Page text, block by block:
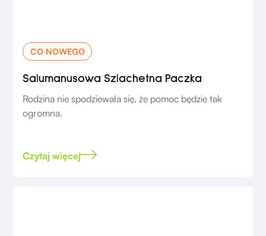
CO NOWEGO
Salumanusowa Szlachetna Paczka
Rodzina nie spodziewała się, że pomoc będzie tak
ogromna.
Czytaj więcej